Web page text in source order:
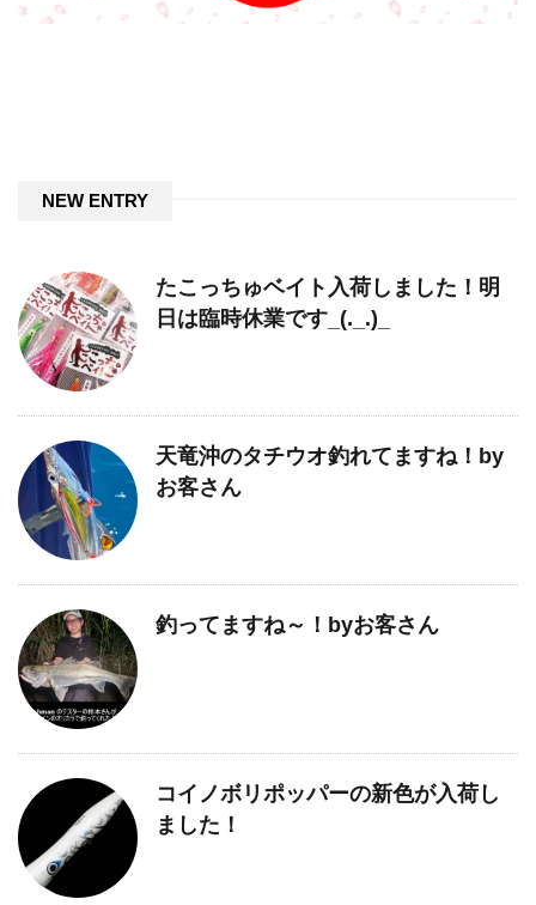
NEW ENTRY
たこっちゅベイト入荷しました！明
日は臨時休業です_(._.)_
天竜沖のタチウオ釣れてますね！by
お客さん
釣ってますね～！byお客さん
コイノボリポッパーの新色が入荷し
ました！